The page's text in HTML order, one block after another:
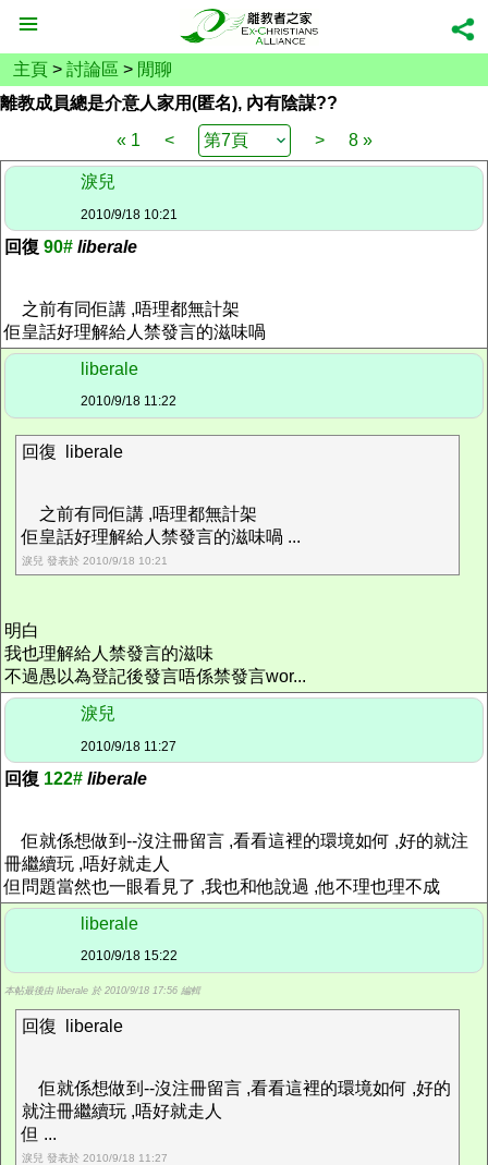
主頁 > 討論區 > 閒聊
離教成員總是介意人家用(匿名), 內有陰謀??
« 1
< > 8 »
淚兒
2010/9/18 10:21
回復 90# liberale
之前有同佢講 ,唔理都無計架
佢皇話好理解給人禁發言的滋味喎
liberale
2010/9/18 11:22
回復 liberale
之前有同佢講 ,唔理都無計架
佢皇話好理解給人禁發言的滋味喎 ...
淚兒 發表於 2010/9/18 10:21
明白
我也理解給人禁發言的滋味
不過愚以為登記後發言唔係禁發言wor...
淚兒
2010/9/18 11:27
回復 122# liberale
佢就係想做到--沒注冊留言 ,看看這裡的環境如何 ,好的就注
冊繼續玩 ,唔好就走人
但問題當然也一眼看見了 ,我也和他說過 ,他不理也理不成
liberale
2010/9/18 15:22
本帖最後由 liberale 於 2010/9/18 17:56 編輯
回復 liberale
佢就係想做到--沒注冊留言 ,看看這裡的環境如何 ,好的
就注冊繼續玩 ,唔好就走人
但 ...
淚兒 發表於 2010/9/18 11:27